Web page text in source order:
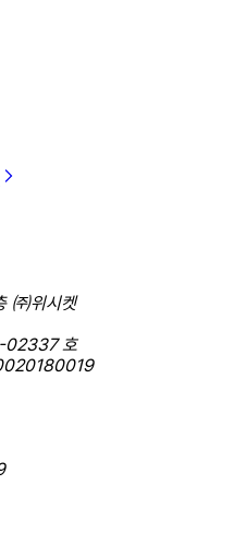
㈜위시켓
-02337 호